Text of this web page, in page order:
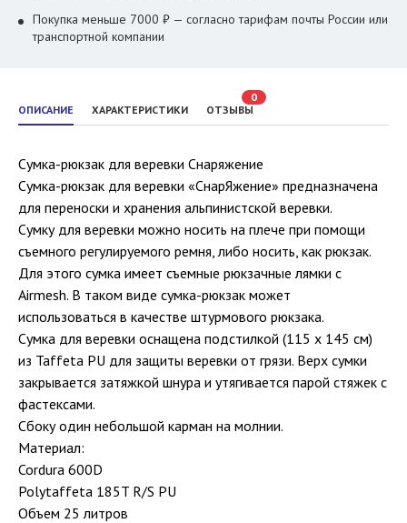
ОПИСАНИЕ ХАРАКТЕРИСТИКИ ОТЗЫВЫ
0
Сумка-рюкзак для веревки Снаряжение
Сумка-рюкзак для веревки «СнарЯжение» предназначена
для переноски и хранения альпинистской веревки.
Сумку для веревки можно носить на плече при помощи
съемного регулируемого ремня, либо носить, как рюкзак.
Для этого сумка имеет съемные рюкзачные лямки с
Airmesh. В таком виде сумка-рюкзак может
использоваться в качестве штурмового рюкзака.
Сумка для веревки оснащена подстилкой (115 х 145 см)
из Taffeta PU для защиты веревки от грязи. Верх сумки
закрывается затяжкой шнура и утягивается парой стяжек с
фастексами.
Сбоку один небольшой карман на молнии.
Материал:
Cordura 600D
Polytaffeta 185T R/S PU
Объем 25 литров
Покупка меньше 7000 ₽ — согласно тарифам почты России или
транспортной компании